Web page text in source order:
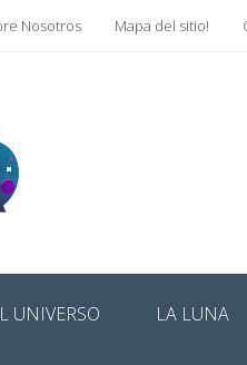
Nosotros Mapa del sitio!
UNIVERSO LA LUNA